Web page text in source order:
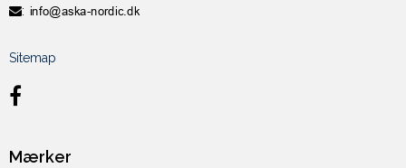
:
Sitemap
Mærker